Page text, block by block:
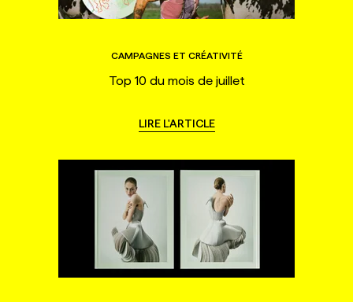
CAMPAGNES ET CRÉATIVITÉ
Top 10 du mois de juillet
LIRE L'ARTICLE